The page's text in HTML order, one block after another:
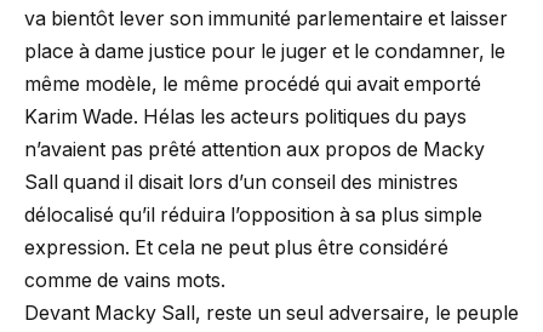
va bientôt lever son immunité parlementaire et laisser
place à dame justice pour le juger et le condamner, le
même modèle, le même procédé qui avait emporté
Karim Wade. Hélas les acteurs politiques du pays
n’avaient pas prêté attention aux propos de Macky
Sall quand il disait lors d’un conseil des ministres
délocalisé qu’il réduira l’opposition à sa plus simple
expression. Et cela ne peut plus être considéré
comme de vains mots.
Devant Macky Sall, reste un seul adversaire, le peuple